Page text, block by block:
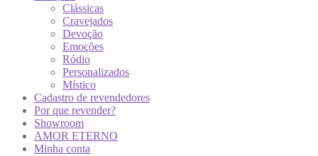
Clássicas
Cravejados
Devoção
Emoções
Ródio
Personalizados
Místico
Cadastro de revendedores
Por que revender?
Showroom
AMOR ETERNO
Minha conta